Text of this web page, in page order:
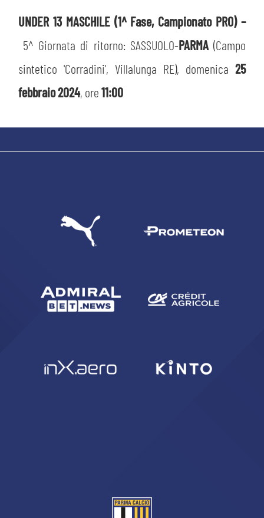
UNDER 13 MASCHILE (1^ Fase, Campionato PRO) –
5^ Giornata di ritorno: SASSUOLO-PARMA (Campo
sintetico 'Corradini', Villalunga RE), domenica 25
febbraio 2024, ore11:00
abilitato